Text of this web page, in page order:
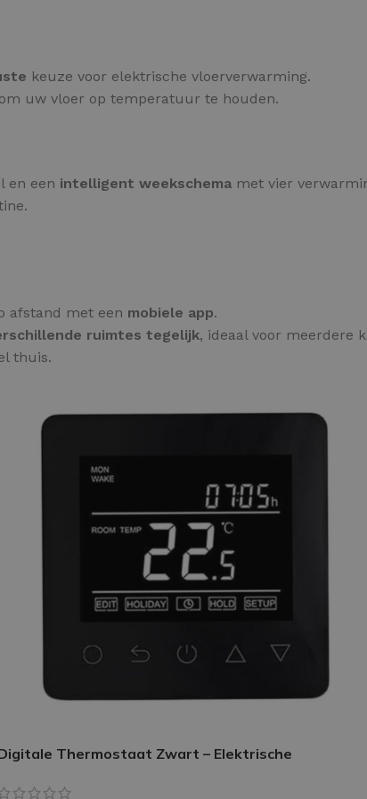
keuze voor elektrische vloerverwarming.
uw vloer op temperatuur te houden.
en een intelligent weekschema met vier
afstand met een mobiele app.
ruimtes tegelijk, ideaal voor meerdere
thuis.
Thermostaat Zwart – Elektrische